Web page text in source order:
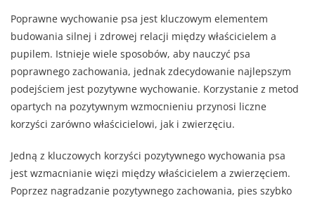
Poprawne wychowanie psa jest kluczowym elementem
budowania silnej i zdrowej relacji między właścicielem a
pupilem. Istnieje wiele sposobów, aby nauczyć psa
poprawnego zachowania, jednak zdecydowanie najlepszym
podejściem jest pozytywne wychowanie. Korzystanie z metod
opartych na pozytywnym wzmocnieniu przynosi liczne
korzyści zarówno właścicielowi, jak i zwierzęciu.
Jedną z kluczowych korzyści pozytywnego wychowania psa
jest wzmacnianie więzi między właścicielem a zwierzęciem.
Poprzez nagradzanie pozytywnego zachowania, pies szybko